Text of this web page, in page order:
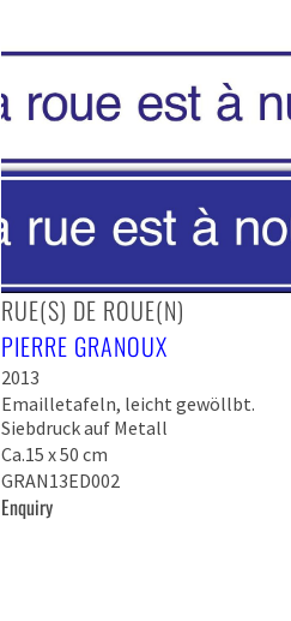
RUE(S) DE ROUE(N)
PIERRE GRANOUX
2013
Emailletafeln, leicht gewöllbt.
Siebdruck auf Metall
Ca.15 x 50 cm
GRAN13ED002
Enquiry